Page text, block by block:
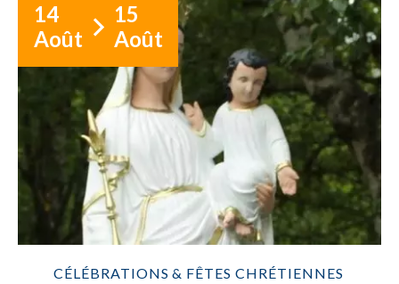
14
Août
15
Août
CÉLÉBRATIONS & FÊTES CHRÉTIENNES